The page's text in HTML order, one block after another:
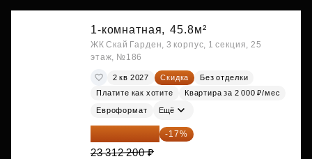
1-комнатная, 45.8м²
ЖК Скай Гарден, 3 корпус, 1 секция, 25
этаж, №186
2 кв 2027 Скидка
Без отделки
Платите как хотите
Квартира за 2 000 ₽/мес
Евроформат Ещё
19 349 126 ₽ -17%
23 312 200 ₽